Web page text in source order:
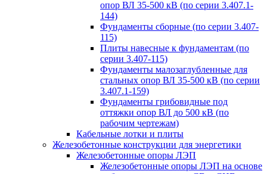
опор ВЛ 35-500 кВ (по серии 3.407.1-
144)
Фундаменты сборные (по серии 3.407-
115)
Плиты навесные к фундаментам (по
серии 3.407-115)
Фундаменты малозаглубленные для
стальных опор ВЛ 35-500 кВ (по серии
3.407.1-159)
Фундаменты грибовидные под
оттяжки опор ВЛ до 500 кВ (по
рабочим чертежам)
Кабельные лотки и плиты
Железобетонные конструкции для энергетики
Железобетонные опоры ЛЭП
Железобетонные опоры ЛЭП на основе